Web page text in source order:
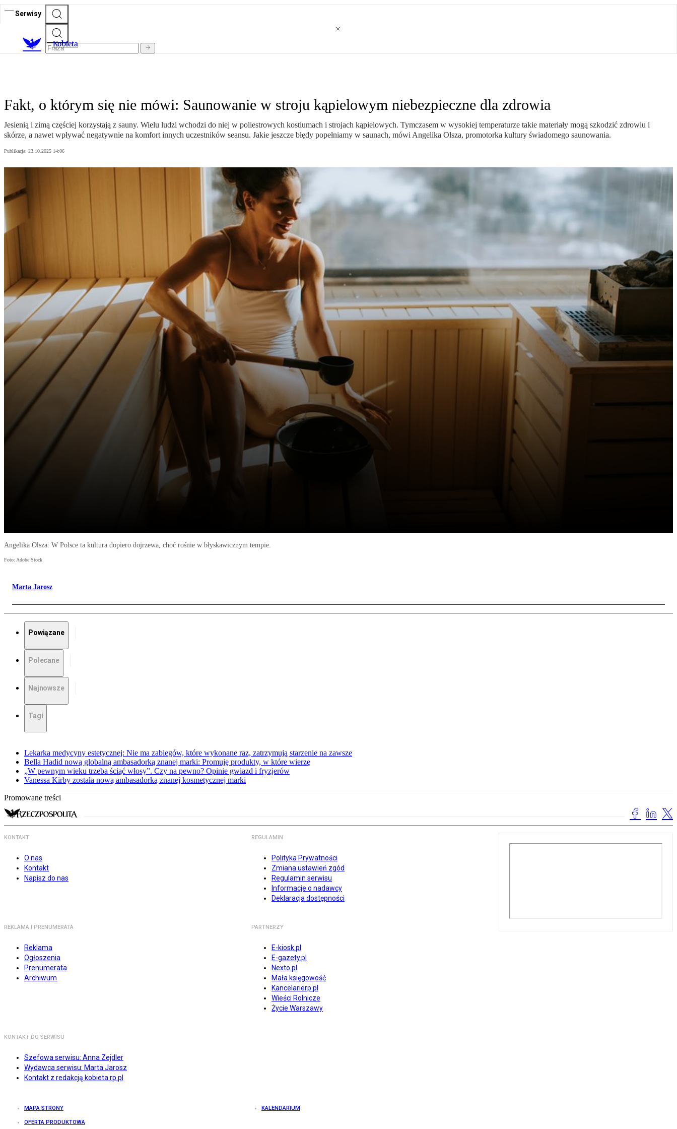
Serwisy
Kobieta
Fakt, o którym się nie mówi: Saunowanie w stroju kąpielowym niebezpieczne dla zdrowia
Jesienią i zimą częściej korzystają z sauny. Wielu ludzi wchodzi do niej w poliestrowych kostiumach i strojach kąpielowych. Tymczasem w wysokiej temperaturze takie materiały mogą szkodzić zdrowiu i
skórze, a nawet wpływać negatywnie na komfort innych uczestników seansu. Jakie jeszcze błędy popełniamy w saunach, mówi Angelika Olsza, promotorka kultury świadomego saunowania.
Publikacja: 23.10.2025 14:06
Angelika Olsza: W Polsce ta kultura dopiero dojrzewa, choć rośnie w błyskawicznym tempie.
Foto: Adobe Stock
Marta Jarosz
Powiązane
Polecane
Najnowsze
Tagi
Lekarka medycyny estetycznej: Nie ma zabiegów, które wykonane raz, zatrzymują starzenie na zawsze
Bella Hadid nową globalną ambasadorką znanej marki: Promuję produkty, w które wierzę
„W pewnym wieku trzeba ściąć włosy”. Czy na pewno? Opinie gwiazd i fryzjerów
Vanessa Kirby została nową ambasadorką znanej kosmetycznej marki
Promowane treści
KONTAKT
O nas
Kontakt
Napisz do nas
REGULAMIN
Polityka Prywatności
Zmiana ustawień zgód
Regulamin serwisu
Informacje o nadawcy
Deklaracja dostępności
REKLAMA I PRENUMERATA
Reklama
Ogłoszenia
Prenumerata
Archiwum
PARTNERZY
E-kiosk.pl
E-gazety.pl
Nexto.pl
Mała księgowość
Kancelarierp.pl
Wieści Rolnicze
Życie Warszawy
KONTAKT DO SERWISU
Szefowa serwisu: Anna Zejdler
Wydawca serwisu: Marta Jarosz
Kontakt z redakcją kobieta.rp.pl
MAPA STRONY KALENDARIUM
OFERTA PRODUKTOWA